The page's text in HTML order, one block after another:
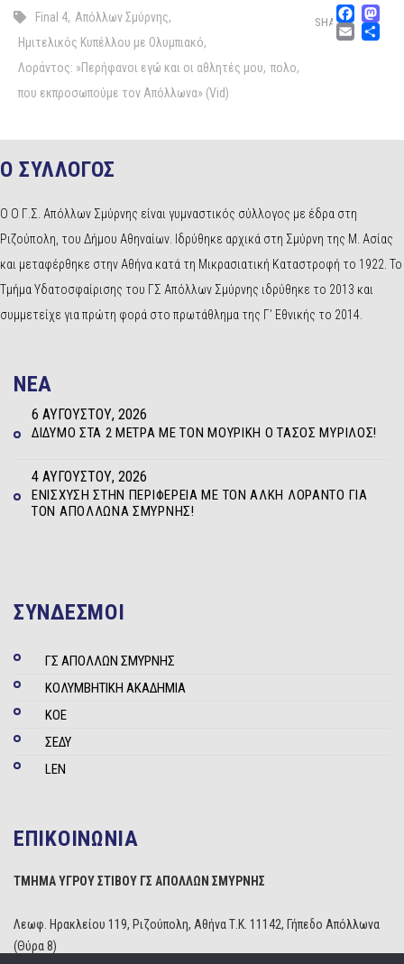
Final 4, Απόλλων Σμύρνης,
Ημιτελικός Κυπέλλου με Ολυμπιακό,
Λοράντος: »Περήφανοι εγώ και οι αθλητές μου, πολο,
που εκπροσωπούμε τον Απόλλωνα» (Vid)
SHARE
Ο ΣΥΛΛΟΓΟΣ
Ο Ο Γ.Σ. Απόλλων Σμύρνης είναι γυμναστικός σύλλογος με έδρα στη
Ριζούπολη, του Δήμου Αθηναίων. Ιδρύθηκε αρχικά στη Σμύρνη της Μ. Ασίας
και μεταφέρθηκε στην Αθήνα κατά τη Μικρασιατική Καταστροφή το 1922. Το
Τμήμα Υδατοσφαίρισης του ΓΣ Απόλλων Σμύρνης ιδρύθηκε το 2013 και
συμμετείχε για πρώτη φορά στο πρωτάθλημα της Γ’ Εθνικής το 2014.
NEA
ΔΊΔΥΜΟ ΣΤΑ 2 ΜΈΤΡΑ ΜΕ ΤΟΝ ΜΟΥΡΊΚΗ Ο ΤΆΣΟΣ ΜΥΡΊΛΟΣ!
6 ΑΥΓΟΎΣΤΟΥ, 2026
ΕΝΊΣΧΥΣΗ ΣΤΗΝ ΠΕΡΙΦΈΡΕΙΑ ΜΕ ΤΟΝ ΆΛΚΗ ΛΟΡΆΝΤΟ ΓΙΑ
ΤΟΝ ΑΠΌΛΛΩΝΑ ΣΜΎΡΝΗΣ!
4 ΑΥΓΟΎΣΤΟΥ, 2026
ΣΥΝΔΕΣΜΟΙ
ΓΣ ΑΠΟΛΛΩΝ ΣΜΥΡΝΗΣ
ΚΟΛΥΜΒΗΤΙΚΗ ΑΚΑΔΗΜΙΑ
ΚΟΕ
ΣΕΔΥ
LEN
ΕΠΙΚΟΙΝΩΝΙΑ
ΤΜΗΜΑ ΥΓΡΟΥ ΣΤΙΒΟΥ ΓΣ ΑΠΟΛΛΩΝ ΣΜΥΡΝΗΣ
Λεωφ. Ηρακλείου 119, Ριζούπολη, Αθήνα Τ.Κ. 11142, Γήπεδο Απόλλωνα
(Θύρα 8)